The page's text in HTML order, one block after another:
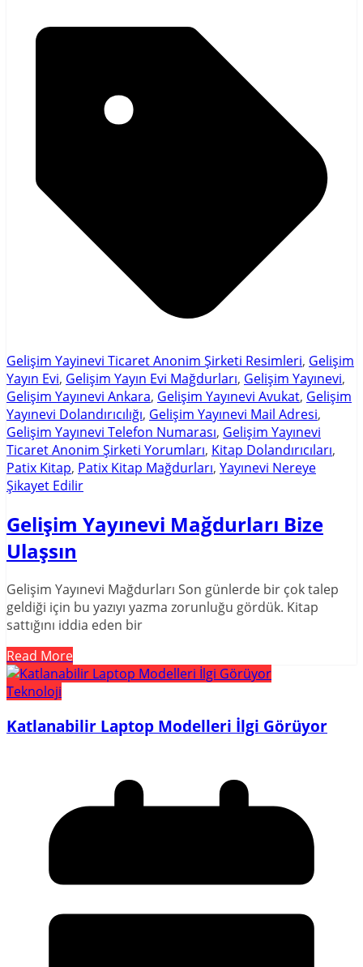
Gelişim Yayinevi Ticaret Anonim Şirketi Resimleri, Gelişim
Yayın Evi, Gelişim Yayın Evi Mağdurları, Gelişim Yayınevi,
Gelişim Yayınevi Ankara, Gelişim Yayınevi Avukat, Gelişim
Yayınevi Dolandırıcılığı, Gelişim Yayınevi Mail Adresi,
Gelişim Yayınevi Telefon Numarası, Gelişim Yayınevi
Ticaret Anonim Şirketi Yorumları, Kitap Dolandırıcıları,
Patix Kitap, Patix Kitap Mağdurları, Yayınevi Nereye
Şikayet Edilir
Gelişim Yayınevi Mağdurları Bize
Ulaşsın
Gelişim Yayınevi Mağdurları Son günlerde bir çok talep
geldiği için bu yazıyı yazma zorunluğu gördük. Kitap
sattığını iddia eden bir
Read More
Teknoloji
Katlanabilir Laptop Modelleri İlgi Görüyor